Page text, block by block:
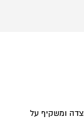
ומשקיף על